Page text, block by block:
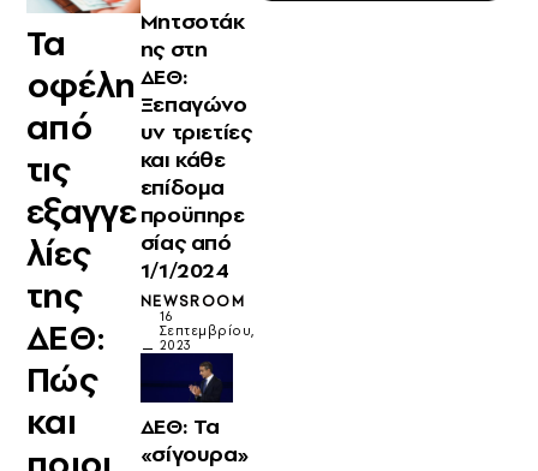
Τα
οφέλη
από
τις
εξαγγε
λίες
της
ΔΕΘ:
Πώς
και
Μητσοτάκ
ης στη
ΔΕΘ:
Ξεπαγώνο
υν τριετίες
και κάθε
επίδομα
προϋπηρε
σίας από
1/1/2024
NEWSROOM
16
Σεπτεμβρίου,
2023
ΔΕΘ: Τα
«σίγουρα»